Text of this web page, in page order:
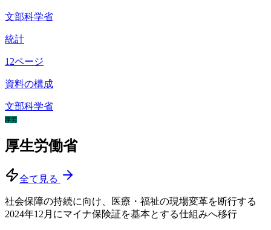
文部科学省
統計
12ページ
資料の構成
文部科学省
厚労
厚生労働省
全て見る
社会保障の持続に向け、医療・福祉の現場変革を断行する
2024年12月にマイナ保険証を基本とする仕組みへ移行